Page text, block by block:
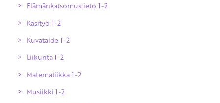
Todistukset
Suomen kieli ja kirjallisuus 1-2
Suomi toisena kielenä ja kirjallisuus 1-
Elämänkatsomustieto 1-2
Käsityö 1-2
Kuvataide 1-2
Liikunta 1-2
Matematiikka 1-2
Musiikki 1-2